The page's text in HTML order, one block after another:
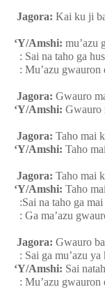
Jagora: Kai ku ji
‘Y/Amshi: mu’azu
: Sai na taho ga
: Mu’azu gwauron
Jagora: Gwauro
‘Y/Amshi: Gwauro
Jagora: Taho mai
‘Y/Amshi: Taho
Jagora: Taho mai
‘Y/Amshi: Taho
:Sai na taho ga
: Ga ma’azu
Jagora: Gwauro
: Sai ga mu’azu ya
‘Y/Amshi: Sai
: Mu’azu gwauron